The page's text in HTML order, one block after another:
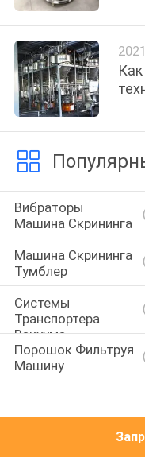
О
НАС
ФАБРИКИ
ПРОВЕРКА
КАЧЕСТВА
СВЯЖИТЕСЬ
МЫ
СПРОСИТЕ
ЦИТАТУ
SITEMAP
Вибраторы
Машина Скрининга
Машина Скрининга
Тумблер
Системы
Транспортера
Вакуума
Порошок Фильтруя
Машину